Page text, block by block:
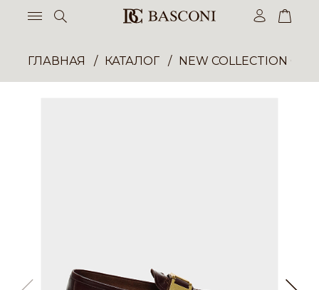
ГЛАВНАЯ КАТАЛОГ NEW COLLECTION